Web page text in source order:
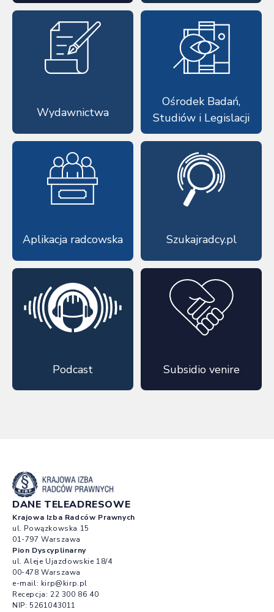
Wydawnictwa
Ośrodek Badań,
Studiów i Legislacji
Aplikacja radcowska Szukajradcy.pl
Podcast Subsidio venire
DANE TELEADRESOWE
Krajowa Izba Radców Prawnych
ul. Powązkowska 15
01-797 Warszawa
Pion Dyscyplinarny
ul. Aleje Ujazdowskie 18/4
00-478 Warszawa
e-mail: kirp@kirp.pl
Recepcja: 22 300 86 40
NIP: 5261043011